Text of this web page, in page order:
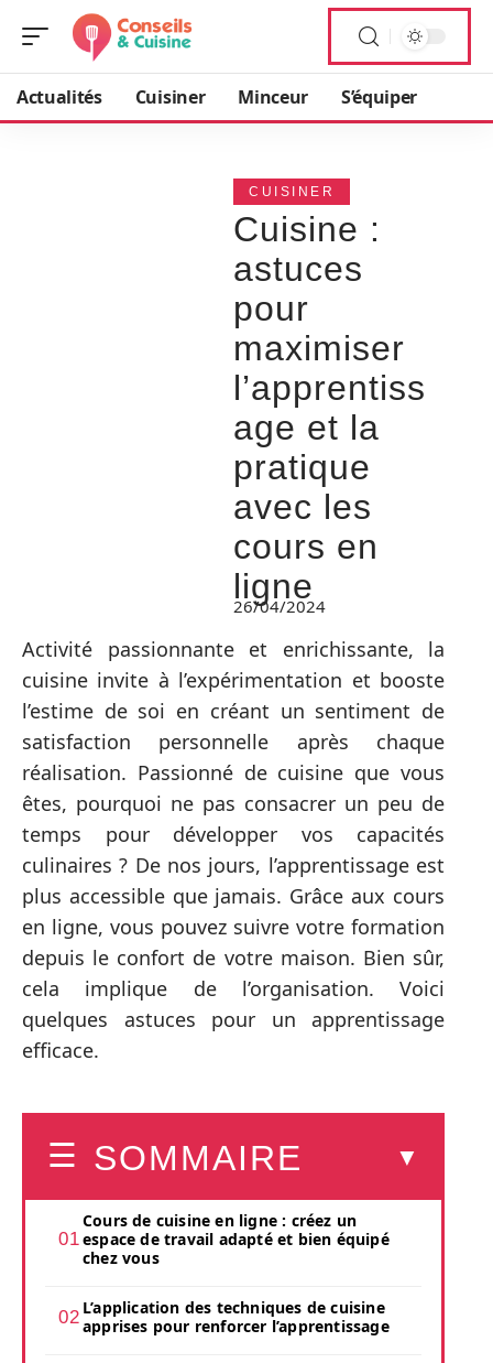
Actualités Cuisiner Minceur S’équiper
CUISINER
Cuisine :
astuces
pour
maximiser
l’apprentiss
age et la
pratique
avec les
cours en
ligne
26/04/2024
Activité passionnante et enrichissante, la
cuisine invite à l’expérimentation et booste
l’estime de soi en créant un sentiment de
satisfaction personnelle après chaque
réalisation. Passionné de cuisine que vous
êtes, pourquoi ne pas consacrer un peu de
temps pour développer vos capacités
culinaires ? De nos jours, l’apprentissage est
plus accessible que jamais. Grâce aux cours
en ligne, vous pouvez suivre votre formation
depuis le confort de votre maison. Bien sûr,
cela implique de l’organisation. Voici
quelques astuces pour un apprentissage
efficace.
SOMMAIRE
Cours de cuisine en ligne : créez un
espace de travail adapté et bien équipé
chez vous
L’application des techniques de cuisine
apprises pour renforcer l’apprentissage